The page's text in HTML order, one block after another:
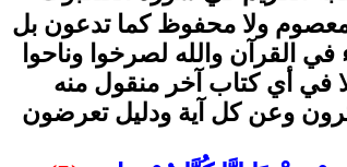
ولا محفوظ كما تدعون بل
القرآن والله لصرخوا وناحوا
في أي كتاب آخر منقول منه
وعن كل آية ودليل تعرضون